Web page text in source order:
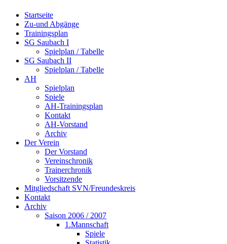
Startseite
Zu-und Abgänge
Trainingsplan
SG Saubach I
Spielplan / Tabelle
SG Saubach II
Spielplan / Tabelle
AH
Spielplan
Spiele
AH-Trainingsplan
Kontakt
AH-Vorstand
Archiv
Der Verein
Der Vorstand
Vereinschronik
Trainerchronik
Vorsitzende
Mitgliedschaft SVN/Freundeskreis
Kontakt
Archiv
Saison 2006 / 2007
1.Mannschaft
Spiele